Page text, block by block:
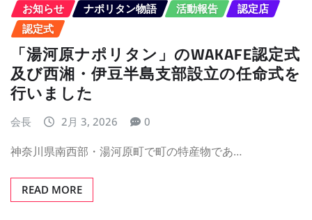
お知らせ ナポリタン物語 活動報告
認定店
認定式
「湯河原ナポリタン」のWAKAFE認定式
及び西湘・伊豆半島支部設立の任命式を
行いました
会長 2月 3, 2026 0
神奈川県南西部・湯河原町で町の特産物であ…
READ MORE